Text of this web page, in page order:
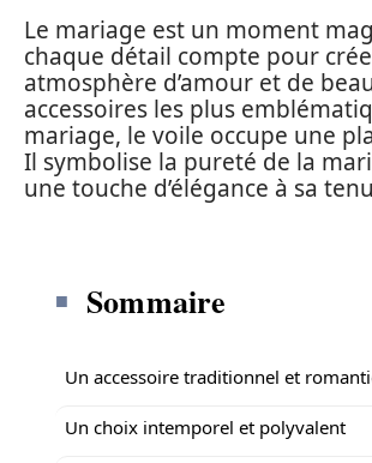
Le mariage est un moment
chaque détail compte pour
atmosphère d’amour et de
accessoires les plus
mariage, le voile occupe une
Il symbolise la pureté de la
une touche d’élégance à sa
Sommaire
Un accessoire traditionnel et
Un choix intemporel et polyvalent